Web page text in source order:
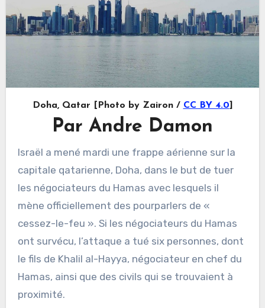
Doha, Qatar [Photo by Zairon / CC BY 4.0
Par Andre Damon
Israël a mené mardi une frappe aérienne sur la
capitale qatarienne, Doha, dans le but de tuer
les négociateurs du Hamas avec lesquels il
mène officiellement des pourparlers de «
cessez-le-feu ». Si les négociateurs du Hamas
ont survécu, l’attaque a tué six personnes, dont
le fils de Khalil al-Hayya, négociateur en chef du
Hamas, ainsi que des civils qui se trouvaient à
proximité.